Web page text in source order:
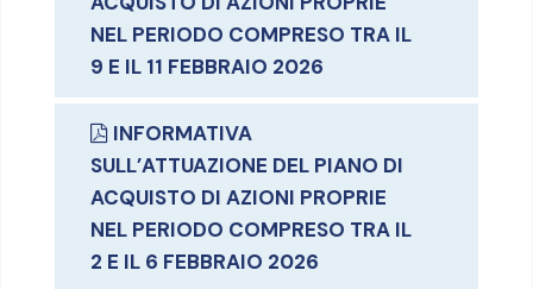
NEL PERIODO COMPRESO TRA IL
9 E IL 11 FEBBRAIO 2026
INFORMATIVA
SULL’ATTUAZIONE DEL PIANO DI
ACQUISTO DI AZIONI PROPRIE
NEL PERIODO COMPRESO TRA IL
2 E IL 6 FEBBRAIO 2026